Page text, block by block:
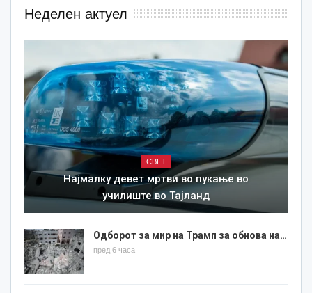
Неделен актуел
СВЕТ
Најмалку девет мртви во пукање во
училиште во Тајланд
Одборот за мир на Трамп за обнова на…
пред 6 часа